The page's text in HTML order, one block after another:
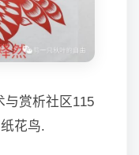
与赏析社区115
花鸟.